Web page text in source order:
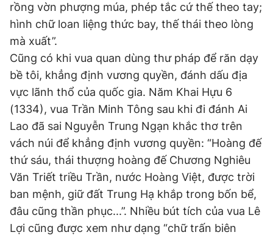
rồng vờn phượng múa, phép tắc cứ thế theo tay;
hình chữ loan liệng thức bay, thế thái theo lòng
mà xuất”.
Cũng có khi vua quan dùng thư pháp để răn dạy
bề tôi, khẳng định vương quyền, đánh dấu địa
vực lãnh thổ của quốc gia. Năm Khai Hựu 6
(1334), vua Trần Minh Tông sau khi đi đánh Ai
Lao đã sai Nguyễn Trung Ngạn khắc thơ trên
vách núi để khẳng định vương quyền: “Hoàng đế
thứ sáu, thái thượng hoàng đế Chương Nghiêu
Văn Triết triều Trần, nước Hoàng Việt, được trời
ban mệnh, giữ đất Trung Hạ khắp trong bốn bể,
đâu cũng thần phục...”. Nhiều bút tích của vua Lê
Lợi cũng được xem như dạng “chữ trấn biên